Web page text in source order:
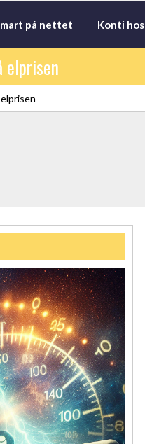
på nettet Konti hos
elprisen